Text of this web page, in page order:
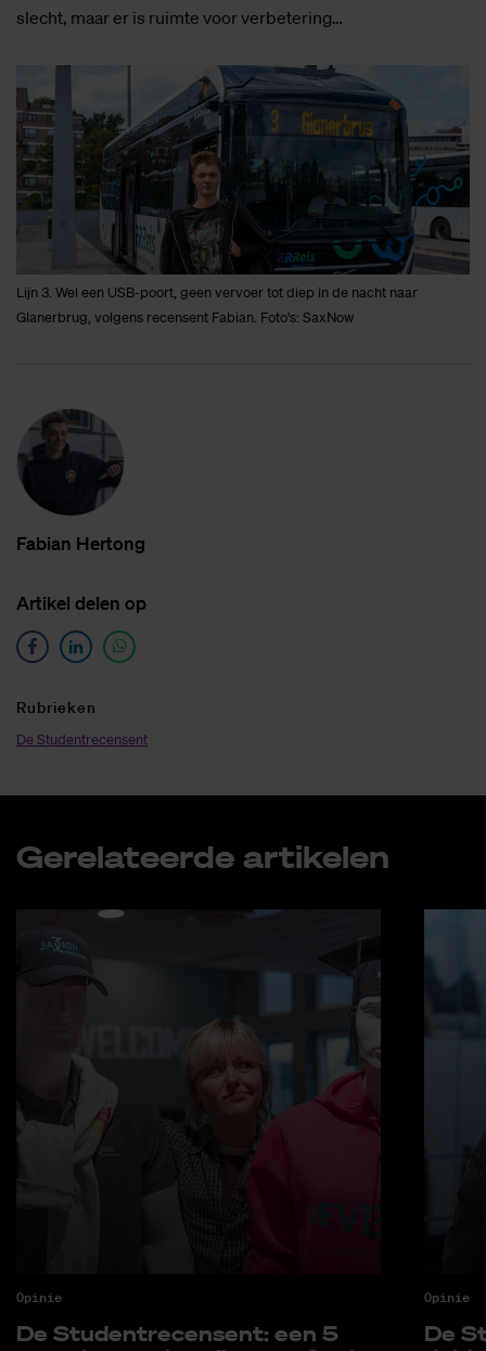
slecht, maar er is ruimte voor verbetering…
Lijn 3. Wel een USB-poort, geen vervoer tot diep in de nacht naar
Glanerbrug, volgens recensent Fabian. Foto's: SaxNow
Fa­bi­an Her­tong
Ar­ti­kel de­len op
Ru­brie­ken
De Studentrecensent
Ge­re­la­teer­de ar­ti­ke­len
Opinie
De Stu­den­tre­cen­sent: een 5
Opinie
De